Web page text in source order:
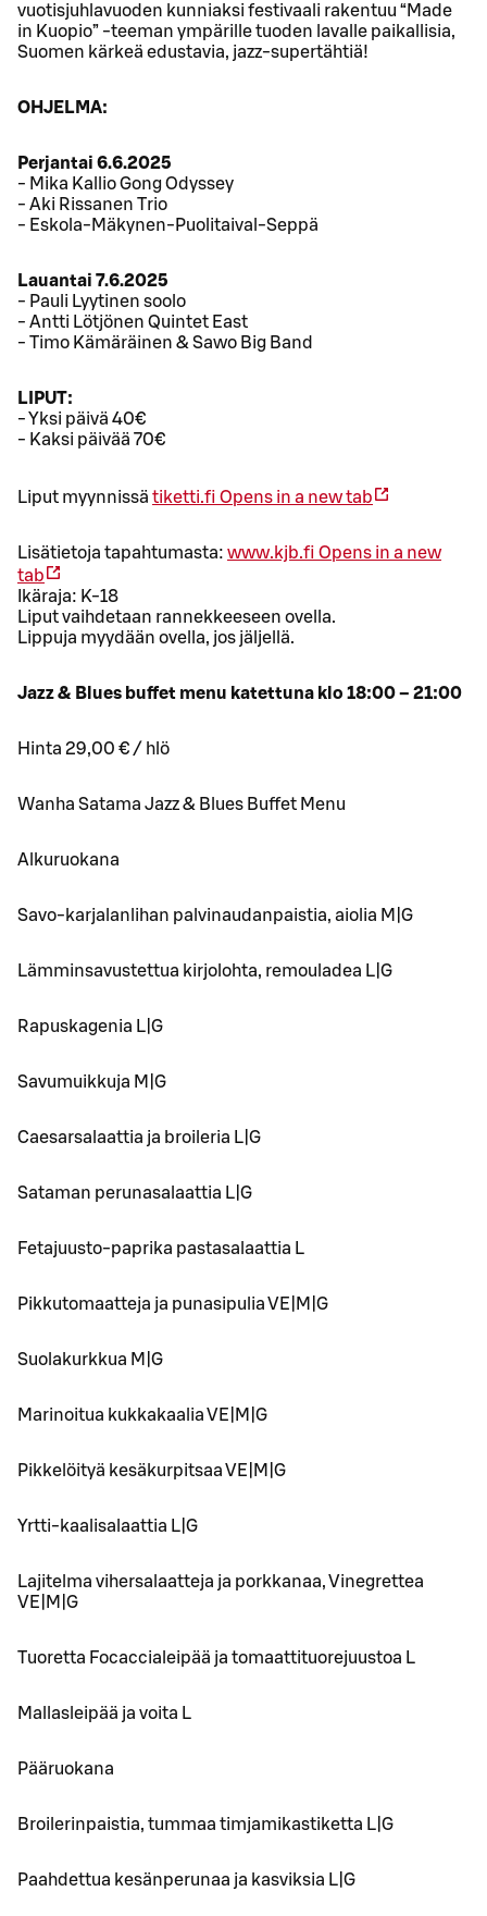
vuotisjuhlavuoden kunniaksi festivaali rakentuu “Made
in Kuopio” -teeman ympärille tuoden lavalle paikallisia,
Suomen kärkeä edustavia, jazz-supertähtiä!
OHJELMA:
Perjantai 6.6.2025
- Mika Kallio Gong Odyssey
- Aki Rissanen Trio
- Eskola-Mäkynen-Puolitaival-Seppä
Lauantai 7.6.2025
- Pauli Lyytinen soolo
- Antti Lötjönen Quintet East
- Timo Kämäräinen & Sawo Big Band
LIPUT:
- Yksi päivä 40€
- Kaksi päivää 70€
Liput myynnissä tiketti.fi Opens in a new tab
Lisätietoja tapahtumasta: www.kjb.fi Opens in a new
tab
Ikäraja: K-18
Liput vaihdetaan rannekkeeseen ovella.
Lippuja myydään ovella, jos jäljellä.
Jazz & Blues buffet menu katettuna klo 18:00 – 21:00
Hinta 29,00 € / hlö
Wanha Satama Jazz & Blues Buffet Menu
Alkuruokana
Savo-karjalanlihan palvinaudanpaistia, aiolia M|G
Lämminsavustettua kirjolohta, remouladea L|G
Rapuskagenia L|G
Savumuikkuja M|G
Caesarsalaattia ja broileria L|G
Sataman perunasalaattia L|G
Fetajuusto-paprika pastasalaattia L
Pikkutomaatteja ja punasipulia VE|M|G
Suolakurkkua M|G
Marinoitua kukkakaalia VE|M|G
Pikkelöityä kesäkurpitsaa VE|M|G
Yrtti-kaalisalaattia L|G
Lajitelma vihersalaatteja ja porkkanaa, Vinegrettea
VE|M|G
Tuoretta Focaccialeipää ja tomaattituorejuustoa L
Mallasleipää ja voita L
Pääruokana
Broilerinpaistia, tummaa timjamikastiketta L|G
Paahdettua kesänperunaa ja kasviksia L|G